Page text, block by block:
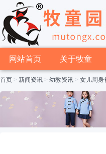
网站首页 关于牧童
首页 > 新闻资讯 > 幼教资讯 > 女儿周身